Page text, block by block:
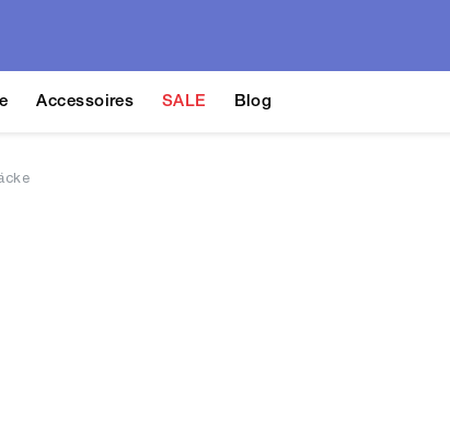
Accessoires SALE Blog